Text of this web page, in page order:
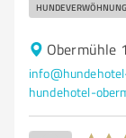
HUNDEVERWÖHNUNG
Obermühle
hundehotel-